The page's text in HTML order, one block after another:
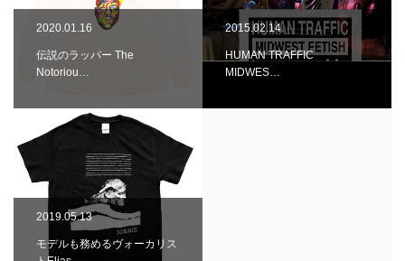
2020.01.16
伝説のラッパー The
Notoriou…
2015.02.14
HUMAN TRAFFIC
MIDWES…
2019.05.13
モデルも務めるヴォーカリス